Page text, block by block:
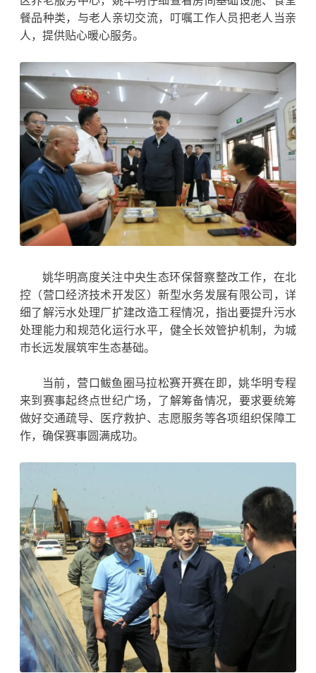
餐品种类，与老人亲切交流，叮嘱工作人员把老人当亲
人， 提供贴心暖心服务。
姚华明高度关注中央生态环保督察整改工作，在北
控（营口经济技术开发区）新型水务发展有限公司，详
细了解污水处理厂扩建改造工程情况，指出要提升污水
处理能力和规范化运行水平，健全长效管护机制，为城
市长远发展筑牢生态基础。
当前， 营口 鲅鱼圈马拉松赛开赛在即，姚华明专程
来到赛事起终点世纪广场，了解筹备情况，要求要统筹
做好交通疏导、医疗救护、志愿服务等各项组织保障工
作，确保赛事圆满成功。